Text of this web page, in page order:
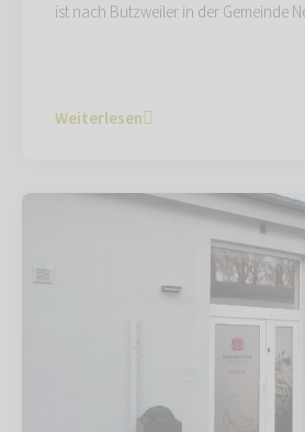
ist nach Butzweiler in der Gemeinde
Weiterlesen